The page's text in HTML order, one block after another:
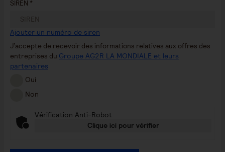
SIREN *
Ajouter un numéro de siren
J’accepte de recevoir des informations relatives aux offres des
entreprises du Groupe AG2R LA MONDIALE et leurs
partenaires
Oui
Non
Vérification Anti-Robot
Clique ici pour vérifier